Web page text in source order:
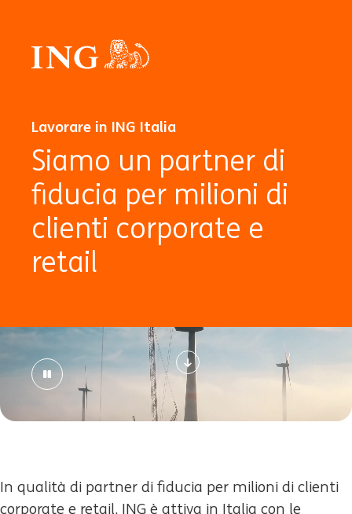
Lavorare in ING Italia
Siamo un partner di
fiducia per milioni di
clienti corporate e
retail
In qualità di partner di fiducia per milioni di clienti
corporate e retail, ING è attiva in Italia con le